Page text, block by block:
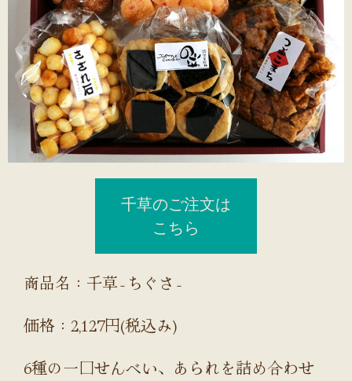
千草のご注文は
こちら
商品名：千草‐ちぐさ‐
価格：2,127円(税込み)
6種の一口せんべい、あられを詰め合わせ